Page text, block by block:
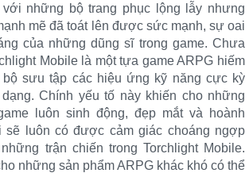
những bộ trang phục lộng lẫy nhưng
mẽ đã toát lên được sức mạnh, sự oai
của những dũng sĩ trong game. Chưa
Mobile là một tựa game ARPG hiếm
sưu tập các hiệu ứng kỹ năng cực kỳ
Chính yếu tố này khiến cho những
luôn sinh động, đẹp mắt và hoành
sẽ luôn có được cảm giác choáng ngợp
trận chiến trong Torchlight Mobile.
những sản phẩm ARPG khác khó có thể